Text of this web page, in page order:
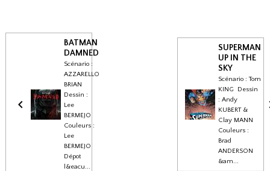
BATMAN
DAMNED
Scénario :
AZZARELLO
BRIAN
Dessin :
Lee
BERMEJO
Couleurs :
Lee
BERMEJO
Dépot
l&eacu...
SUPERMAN
UP IN THE
SKY
Scénario : Tom
KING Dessin
: Andy
KUBERT &
Clay MANN
Couleurs :
Brad
ANDERSON
&am...